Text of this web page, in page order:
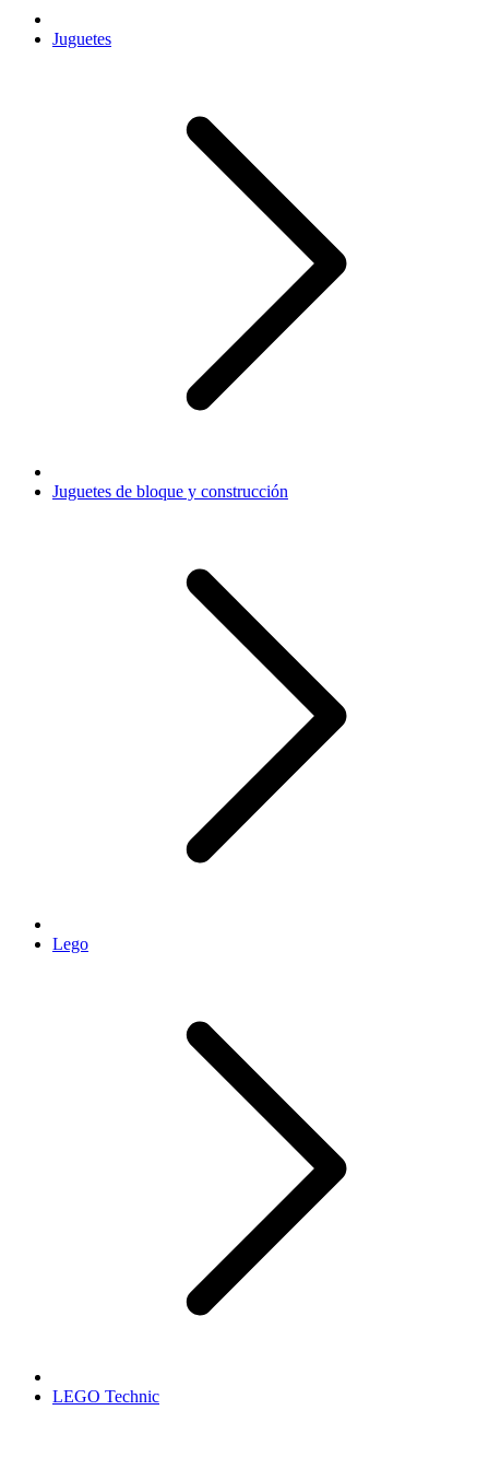
Juguetes
Juguetes de bloque y construcción
Lego
LEGO Technic